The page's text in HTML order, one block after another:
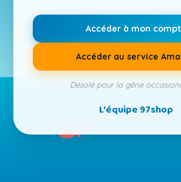
Accéder à mon
Accéder au service
Désolé pour la gêne
L'équipe 97shop